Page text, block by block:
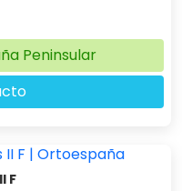
Peninsular
F